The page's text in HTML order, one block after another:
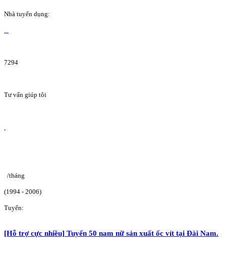
Nhà tuyển dụng:
7294
Tư vấn giúp tôi
/tháng
(1994 - 2006)
Tuyển:
[Hỗ trợ cực nhiều] Tuyển 50 nam nữ sản xuất ốc vít tại Đài Nam.